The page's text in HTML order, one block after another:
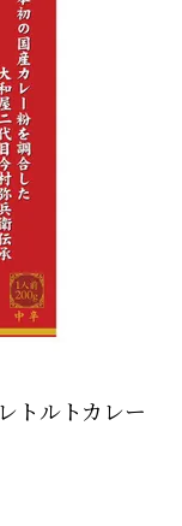
トルトカレー